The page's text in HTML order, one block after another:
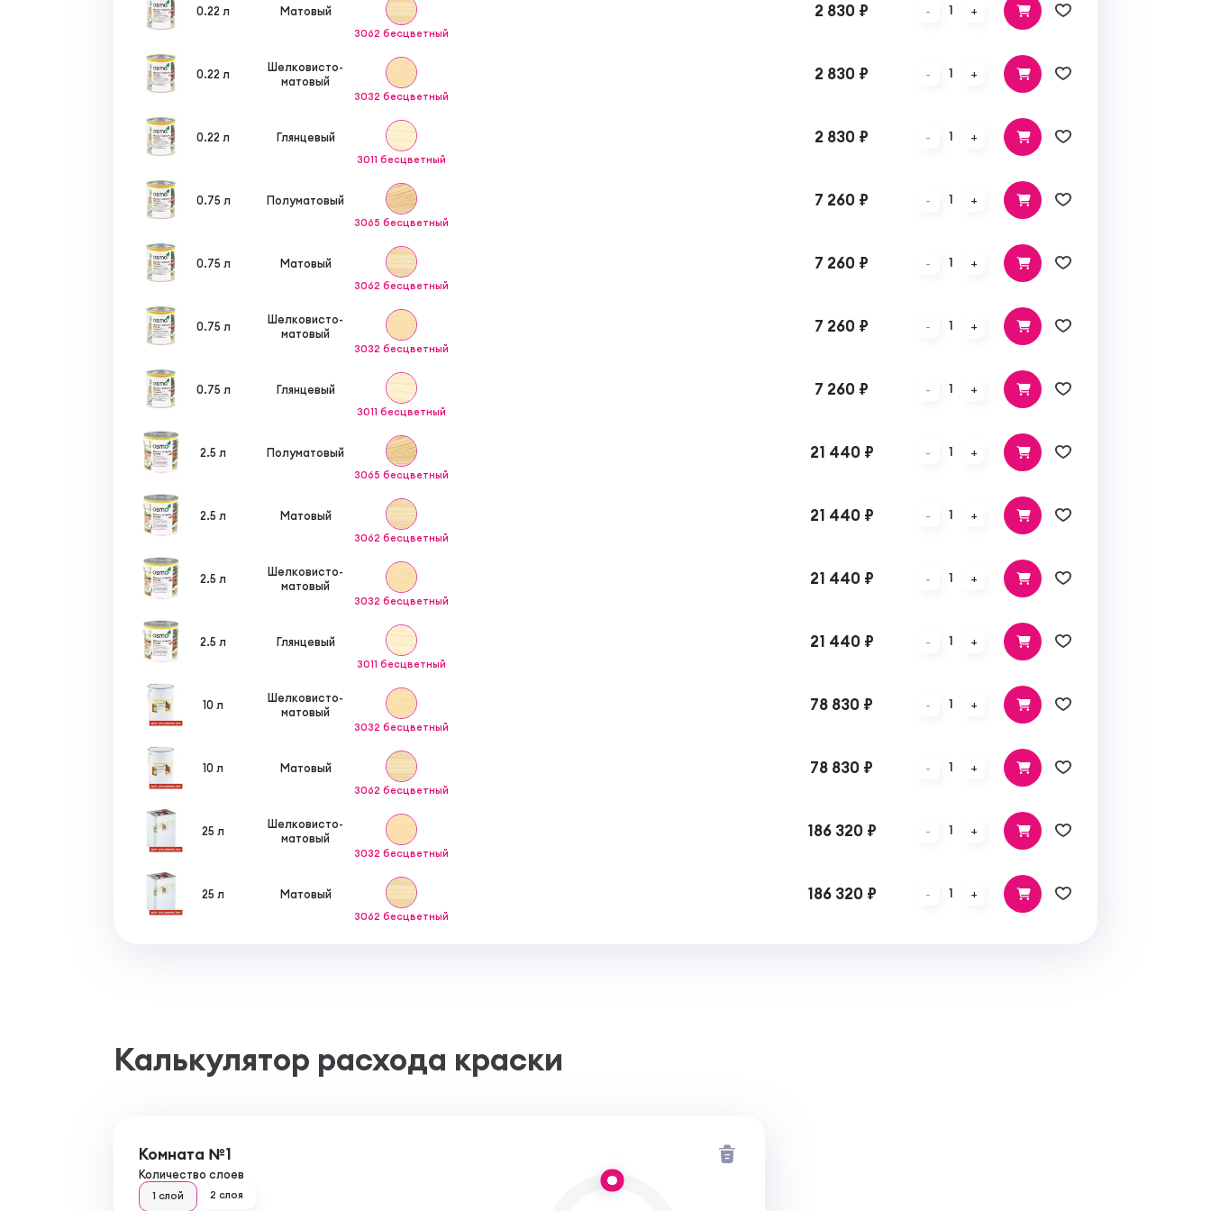
0.22 л Матовый
3062 бесцветный
2 830 ₽ - 1 +
0.22 л
Шелковисто-
матовый
3032 бесцветный
2 830 ₽ - 1 +
0.22 л Глянцевый
3011 бесцветный
2 830 ₽ - 1 +
0.75 л Полуматовый
3065 бесцветный
7 260 ₽ - 1 +
0.75 л Матовый
3062 бесцветный
7 260 ₽ - 1 +
0.75 л
Шелковисто-
матовый
3032 бесцветный
7 260 ₽ - 1 +
0.75 л Глянцевый
3011 бесцветный
7 260 ₽ - 1 +
2.5 л Полуматовый
3065 бесцветный
21 440 ₽ - 1 +
2.5 л Матовый
3062 бесцветный
21 440 ₽ - 1 +
2.5 л
Шелковисто-
матовый
3032 бесцветный
21 440 ₽ - 1 +
2.5 л Глянцевый
3011 бесцветный
21 440 ₽ - 1 +
10 л
Шелковисто-
матовый
3032 бесцветный
78 830 ₽ - 1 +
10 л Матовый
3062 бесцветный
78 830 ₽ - 1 +
25 л
Шелковисто-
матовый
3032 бесцветный
186 320 ₽ - 1 +
25 л Матовый
3062 бесцветный
186 320 ₽ - 1 +
Калькулятор расхода краски
Комната №1
Количество слоев
1 слой 2 слоя